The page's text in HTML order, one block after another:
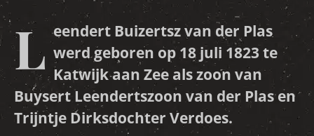
L eendert Buizertsz van der Plas
werd geboren op 18 juli 1823 te
Katwijk aan Zee als zoon van
Buysert Leendertszoon van der Plas en
Trijntje Dirksdochter Verdoes.